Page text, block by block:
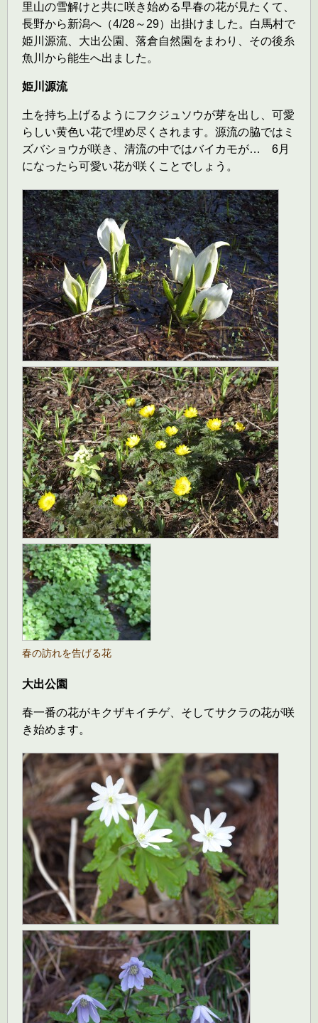
里山の雪解けと共に咲き始める早春の花が見たくて、
長野から新潟へ（4/28～29）出掛けました。白馬村で
姫川源流、大出公園、落倉自然園をまわり、その後糸
魚川から能生へ出ました。
姫川源流
土を持ち上げるようにフクジュソウが芽を出し、可愛
らしい黄色い花で埋め尽くされます。源流の脇ではミ
ズバショウが咲き、清流の中ではバイカモが… 6月
になったら可愛い花が咲くことでしょう。
春の訪れを告げる花
大出公園
春一番の花がキクザキイチゲ、そしてサクラの花が咲
き始めます。